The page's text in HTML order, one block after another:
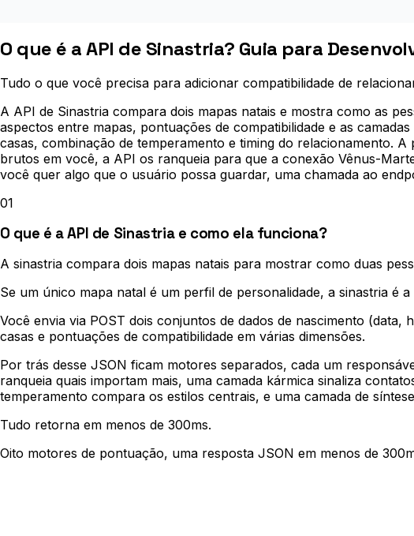
O que é a API de Sinastria? Guia para
Tudo o que você precisa para adicionar compatibilidade de
A API de Sinastria compara dois mapas natais e mostra como as
aspectos entre mapas, pontuações de compatibilidade e as
casas, combinação de temperamento e timing do relacionamento.
brutos em você, a API os ranqueia para que a conexão Vênus-
você quer algo que o usuário possa guardar, uma chamada ao
01
O que é a API de Sinastria e como ela funciona?
A sinastria compara dois mapas natais para mostrar como duas
Se um único mapa natal é um perfil de personalidade, a sinastria é
Você envia via POST dois conjuntos de dados de nascimento
casas e pontuações de compatibilidade em várias dimensões.
Por trás desse JSON ficam motores separados, cada um
ranqueia quais importam mais, uma camada kármica sinaliza
temperamento compara os estilos centrais, e uma camada de
Tudo retorna em menos de 300ms.
Oito motores de pontuação, uma resposta JSON em menos de